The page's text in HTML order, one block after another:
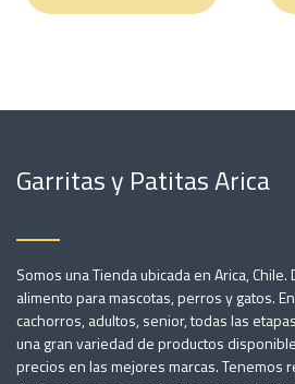
Garritas y Patitas Arica
Somos una Tienda ubicada en Arica,
alimento para mascotas, perros y gatos.
cachorros, adultos, senior, todas las
una gran variedad de productos
precios en las mejores marcas. Tenemos